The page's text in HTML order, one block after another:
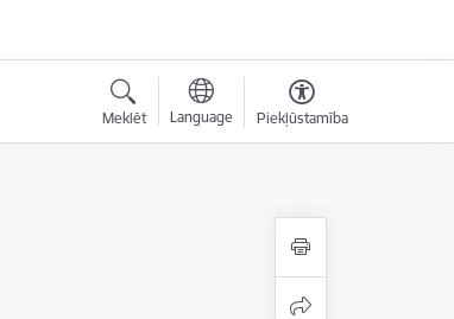
Meklēt Language Piekļūstamība